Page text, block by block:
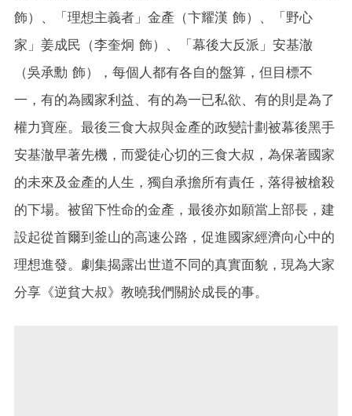
飾）、「理想主義者」金產（卞耀漢 飾）、「野心
家」姜成民（李奎炯 飾）、「幕後大反派」安基澈
（吳承勳 飾），每個人都有各自的盤算，但目標不
一，有的為國家利益、有的為一已私欲、有的則是為了
權力寶座。最後三食大叔與金產的政變計劃被幕後黑手
安基澈早著先機，而愛徒心切的三食大叔，為保著國家
的未來及金產的人生，獨自承擔所有責任，落得被槍殺
的下場。被留下性命的金產，最後亦如願當上部長，建
設起從首爾到釜山的高速公路，促進國家經濟向心中的
理想進發。劇集揭露出世道不同的真實面貌，現為大家
分享《逆貧大叔》教曉我們關於成長的事。